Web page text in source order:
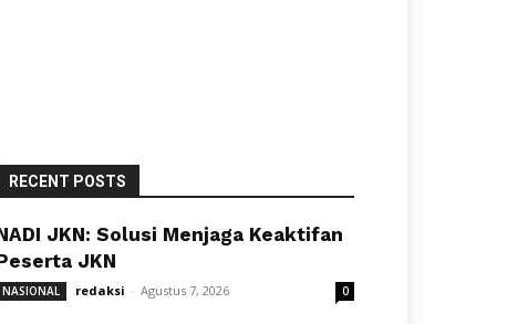
RECENT POSTS
JKN: Solusi Menjaga Keaktifan
JKN
NASIONAL redaksi - Agustus 7, 2026 0